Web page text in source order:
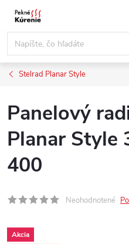
Prejsť
obsah
Stelrad Planar Style
Panelový
Planar Style
400
Neohodnotené
Akcia